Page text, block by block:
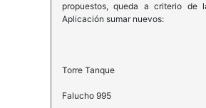
propuestos, queda a criterio de
Aplicación sumar nuevos:
Torre Tanque
Falucho 995